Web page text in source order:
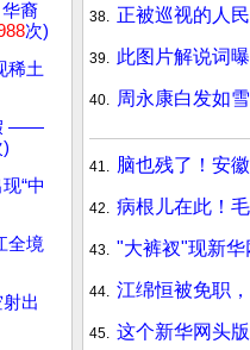
华裔
次)
稀土
——
)
“中
全境
出
38. 正被巡视的人
39. 此图片解说词
40. 周永康白发如
41. 脑也残了！安
42. 病根儿在此！
43. "大裤衩"现新
44. 江绵恒被免职
45. 这个新华网头